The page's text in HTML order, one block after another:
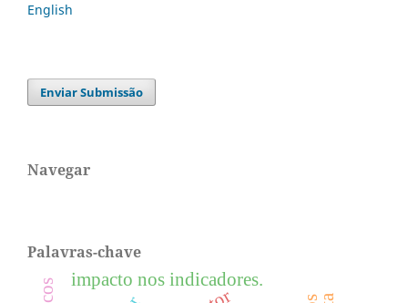
English
Enviar Submissão
Navegar
Palavras-chave
impacto nos indicadores.